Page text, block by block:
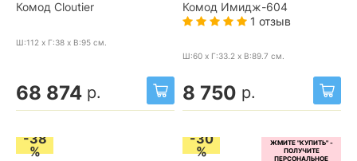
Комод Cloutier
Ш:112 x Г:38 x В:95 см.
68 874 р.
Комод Имидж-604
1 отзыв
Ш:60 x Г:33.2 x В:89.7 см.
8 750 р.
-38
%
-30
%